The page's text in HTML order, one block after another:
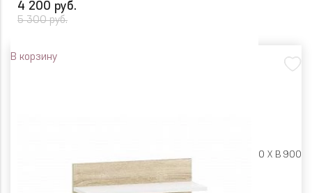
4 200 руб.
5 300 руб.
В корзину
Ш 900 X Г 280 X В 900